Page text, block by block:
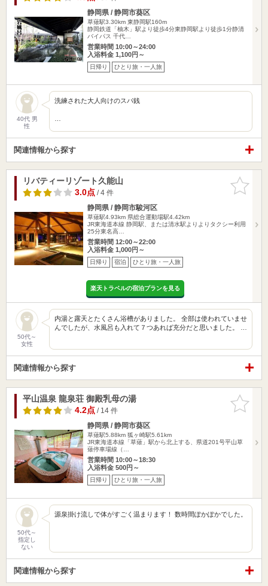
静岡県 / 静岡市葵区
草薙駅3.30km 東静岡駅160m
静岡鉄道「柚木」駅より徒歩4分東静岡駅より徒歩1分静清
バイパス 千代…
営業時間 10:00～24:00
入浴料金 1,100円～
日帰り ひとり旅・一人旅
40代 男
性
洗練された大人向けのスパ銭
関連情報から探す
お気に入
りに追加
リバティーリゾート久能山
3.0点/ 4 件
静岡県 / 静岡市駿河区
草薙駅4.93km 県総合運動場駅4.42km
JR東海道本線 静岡駅、または清水駅よりよりタクシー利用
25分東名高…
営業時間 12:00～22:00
入浴料金 1,000円～
日帰り 宿泊 ひとり旅・一人旅
楽天トラベルの宿泊プランを見る
50代～
女性
内湯と露天とたくさん浴槽がありました。 全部は使われていませ
んでしたが、水風呂も入れて７つあれば充分だと思いました。 …
関連情報から探す
お気に入
りに追加
平山温泉 龍泉荘 御殿乳母の湯
4.2点/ 14 件
静岡県 / 静岡市葵区
草薙駅5.88km 狐ヶ崎駅5.61km
JR東海道本線「草薙」駅から北上する、県道201号平山草
薙停車場線（…
営業時間 10:00～18:30
入浴料金 500円～
日帰り ひとり旅・一人旅
50代～
指定し
ない
源泉掛け流しで体がすごく温まります！ 数時間ぽかぽかでした。
関連情報から探す